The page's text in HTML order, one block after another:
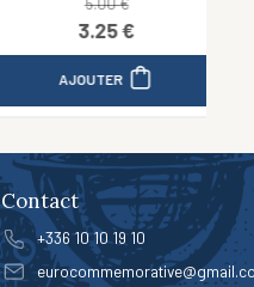
Contact
+336 10 10 19 10